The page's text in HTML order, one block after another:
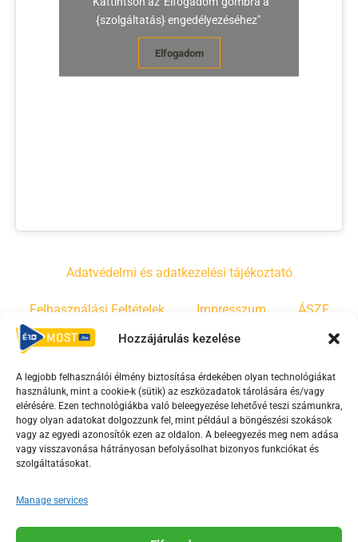
Hozzájárulás kezelése
A legjobb felhasználói élmény biztosítása érdekében olyan technológiákat
használunk, mint a cookie-k (sütik) az eszközadatok tárolására és/vagy
elérésére. Ezen technológiákba való beleegyezése lehetővé teszi számunkra,
hogy olyan adatokat dolgozzunk fel, mint például a böngészési szokások
vagy az egyedi azonosítók ezen az oldalon. A beleegyezés meg nem adása
vagy visszavonása hátrányosan befolyásolhat bizonyos funkciókat és
szolgáltatásokat.
Manage services
{szolgáltatás} engedélyezéséhez"
Elfogadom
Adatvédelmi és adatkezelési tájékoztató
Felhasználási Feltételek Impresszum ÁSZF
Irányelvek Moderálási szabályzat
F
a
c
e
o
o
Y
o
u
t
b
e
T
i
k
Az Érd Média médiaszolgáltatási tevékenységét a